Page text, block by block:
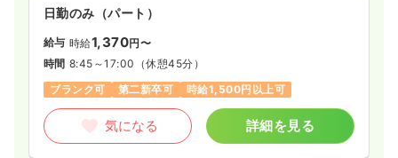
日勤のみ（パート）
給与 時給1,370円〜
時間 8:45～17:00 （休憩45分）
ブランク可
第二新卒可 時給1,500円以上可
気になる 詳細を見る